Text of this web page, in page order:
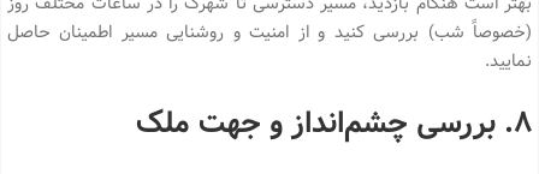
(خصوصاً شب) بررسی کنید و از امنیت و روشنایی مسیر اطمینان حاصل
نمایید.
۸. بررسی چشم‌انداز و جهت ملک